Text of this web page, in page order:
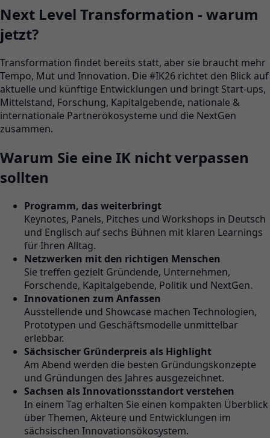
Next Level Transformation - warum
jetzt?
Transformation findet bereits statt, aber sie braucht mehr
Tempo, Mut und Innovation. Die #IK26 richtet den Blick auf
aktuelle und künftige Entwicklungen und bringt Start-ups,
Mittelstand, Forschung, Kapitalgebende, nationale &
internationale Partnerökosysteme und die NextGen
zusammen.
Warum Sie eine IK nicht verpassen
sollten
Programm, das weiterbringt
Keynotes, Panels, Pitches und Workshops in Deutsch
und Englisch auf sechs Bühnen mit klaren Learnings
für Ihren Alltag.
Netzwerken mit den richtigen Menschen
Sie treffen gezielt Gründende, Unternehmen,
Forschende, Kapitalgebende, Politik und NextGen.
Innovationen zum Anfassen
Ausstellende und Showcase machen Technologien,
Prototypen und Geschäftsmodelle unmittelbar
erlebbar.
Sächsischer Gründerpreis als Highlight
Am Abend werden die besten Gründungskonzepte
und Gründungen des Jahres ausgezeichnet.
Sachsen als Innovationsstandort verstehen
In einem Tag erhalten Sie einen kompakten Überblick
über Themen, Akteure und Entwicklungen im
sächsischen Innovationsökosystem.